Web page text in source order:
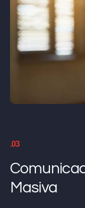
.03
Masiva